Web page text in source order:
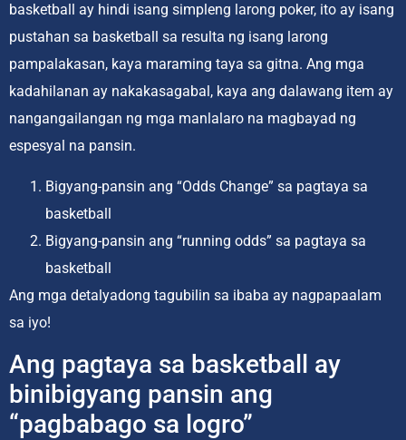
basketball ay hindi isang simpleng larong poker, ito ay isang
pustahan sa basketball sa resulta ng isang larong
pampalakasan, kaya maraming taya sa gitna. Ang mga
kadahilanan ay nakakasagabal, kaya ang dalawang item ay
nangangailangan ng mga manlalaro na magbayad ng
espesyal na pansin.
Bigyang-pansin ang “Odds Change” sa pagtaya sa
basketball
Bigyang-pansin ang “running odds” sa pagtaya sa
basketball
Ang mga detalyadong tagubilin sa ibaba ay nagpapaalam
sa iyo!
Ang pagtaya sa basketball ay
binibigyang pansin ang
“pagbabago sa logro”